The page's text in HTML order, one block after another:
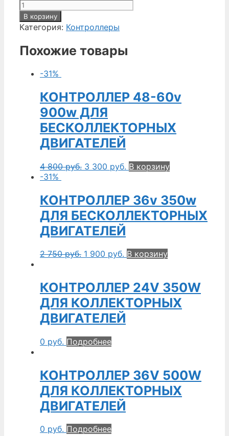
В корзину
Категория: Контроллеры
Похожие товары
-31%
КОНТРОЛЛЕР 48-60v
900w ДЛЯ
БЕСКОЛЛЕКТОРНЫХ
ДВИГАТЕЛЕЙ
4 800руб. 3 300 руб. В корзину
-31%
КОНТРОЛЛЕР 36v 350w
ДЛЯ БЕСКОЛЛЕКТОРНЫХ
ДВИГАТЕЛЕЙ
2 750руб. 1 900 руб. В корзину
КОНТРОЛЛЕР 24V 350W
ДЛЯ КОЛЛЕКТОРНЫХ
ДВИГАТЕЛЕЙ
0 руб. Подробнее
КОНТРОЛЛЕР 36V 500W
ДЛЯ КОЛЛЕКТОРНЫХ
ДВИГАТЕЛЕЙ
0 руб. Подробнее